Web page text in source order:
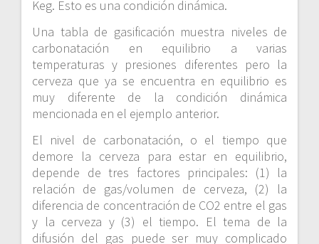
Keg. Esto es una condición dinámica.
Una tabla de gasificación muestra niveles de
carbonatación en equilibrio a varias
temperaturas y presiones diferentes pero la
cerveza que ya se encuentra en equilibrio es
muy diferente de la condición dinámica
mencionada en el ejemplo anterior.
El nivel de carbonatación, o el tiempo que
demore la cerveza para estar en equilibrio,
depende de tres factores principales: (1) la
relación de gas/volumen de cerveza, (2) la
diferencia de concentración de CO2 entre el gas
y la cerveza y (3) el tiempo. El tema de la
difusión del gas puede ser muy complicado